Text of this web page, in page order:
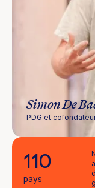
Simon De
PDG et
110
pays